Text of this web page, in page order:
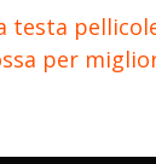
testa
per